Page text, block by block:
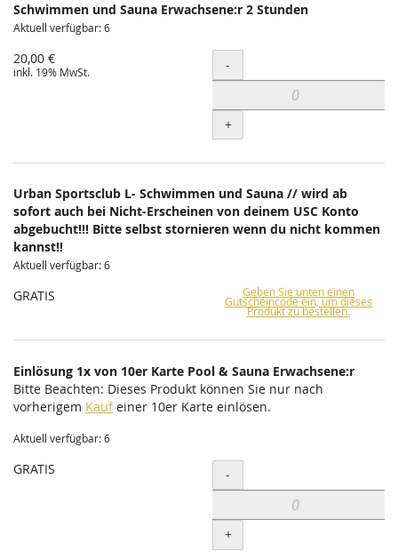
Schwimmen und Sauna Erwachsene:r 2 Stunden
Aktuell verfügbar: 6
20,00 €
inkl. 19% MwSt. Menge
-
+
Urban Sportsclub L- Schwimmen und Sauna // wird ab
sofort auch bei Nicht-Erscheinen von deinem USC Konto
abgebucht!!! Bitte selbst stornieren wenn du nicht kommen
kannst!!
Aktuell verfügbar: 6
GRATIS Geben Sie unten einen
Gutscheincode ein, um dieses
Produkt zu bestellen.
Einlösung 1x von 10er Karte Pool & Sauna Erwachsene:r
Bitte Beachten: Dieses Produkt können Sie nur nach
vorherigem Kaufeiner 10er Karte einlösen.
Aktuell verfügbar: 6
GRATIS Menge
-
+